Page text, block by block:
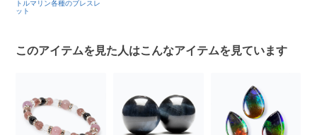
トルマリン各種のブレスレ
ット
このアイテムを見た人はこんなアイテムを見ています